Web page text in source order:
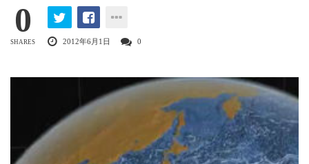
0
SHARES 2012年6月1日 0